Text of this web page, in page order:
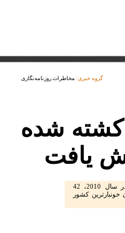
گروه خبری: مخاطرات روزنامه‌نگاری
کشته شده
براساس گزارش کمیته حمایت از روزنامه‌نگاران در سال 2010، 42
کشور